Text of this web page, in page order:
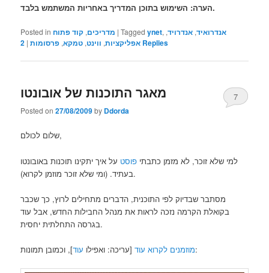
הערה: השימוש בתוכן המדריך באחריות המשתמש בלבד.
Posted in מדריכים, קוד פתוח |Tagged ynet, אנדרואיד, אנדרויד,
אפליקציות, ווינט, טמקא, פרסומות |
2 Replies
מאגר התוכנות של אובונטו
Posted on27/08/2009by Ddorda
7
שלום לכולם,
למי שלא זוכר, לא מזמן כתבתי פוסט על איך יתקינו תוכנות באובונטו
בעתיד. (ומי שלא זוכר מוזמן לקרוא).
מסתבר שבדיוק לפי התוכנית, הדברים מתחילים לרוץ, כך שכבר
בקואלת הקרמה נזכה לראות את מנהל החבילות החדש, אבל עוד
בגרסה התחלתית יחסית.
מוזמנים לקרוא עוד[עריכה: ואפילו עוד ], וכמובן תמונות: